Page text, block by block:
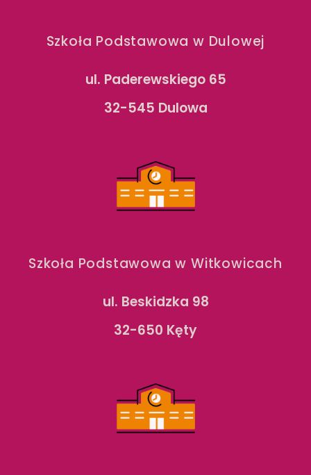
Szkoła Podstawowa w Dulowej
ul. Paderewskiego 65
32-545 Dulowa
Szkoła Podstawowa w Witkowicach
ul. Beskidzka 98
32-650 Kęty